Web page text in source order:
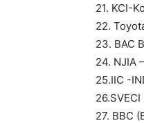
21. KCI-
22.
23. BAC
24. NJIA
25.IIC -
27. BBC